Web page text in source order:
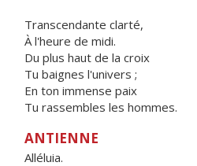
Transcendante clarté,
À l'heure de midi.
Du plus haut de la croix
Tu baignes l'univers ;
En ton immense paix
Tu rassembles les hommes.
ANTIENNE
Alléluia.